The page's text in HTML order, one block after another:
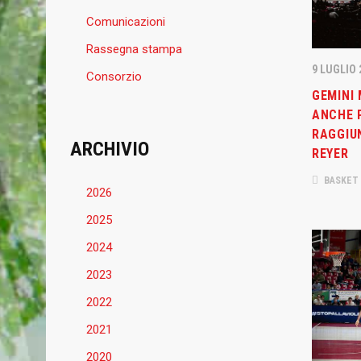
9 LUGLIO
GEMINI
ANCHE
REYER
Comunicazioni
Rassegna stampa
Consorzio
ARCHIVIO
2026
2025
2024
2023
2022
2021
2020